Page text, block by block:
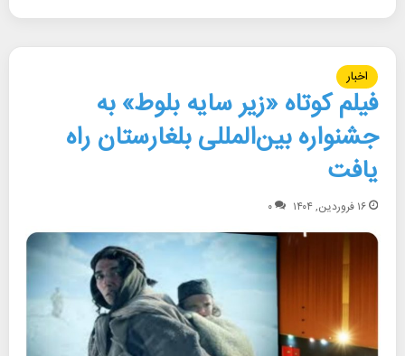
اخبار
فیلم کوتاه «زیر سایه بلوط» به
جشنواره بین‌المللی بلغارستان راه
یافت
۱۶ فروردین, ۱۴۰۴ ۰